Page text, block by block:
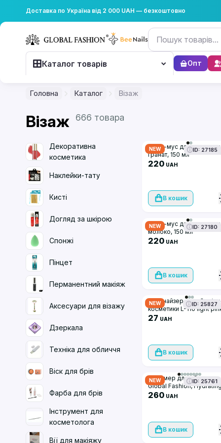
Доставка по Україна від 2 000 UAH — безкоштовно
Каталог товарів Опт
Головна Каталог Візаж
Візаж 666 товара
Декоративна
косметика
Наклейки-тату
Кисті
Догляд за шкірою
Спонжі
Пінцет
Перманентний макіяж
Аксесуари для візажу
Дзеркала
Техніка для обличчя
Віск для брів
Фарба для брів
Інструмент для
косметолога
Вії для макіяжу
NEW ID: 27185
Пінка-мус для
гранат, 150 мл
220 UAH
В кошик
NEW ID: 27180
Пінка-мус для
молоко, 150 мл
220 UAH
В кошик
NEW ID: 25827
Органайзер для
косметики L-110 light
27 UAH
В кошик
NEW ID: 25761
Праймер для обличчя
Global Fashion, Hydrating
Makeup Primer Milk, GF
260 UAH
В кошик